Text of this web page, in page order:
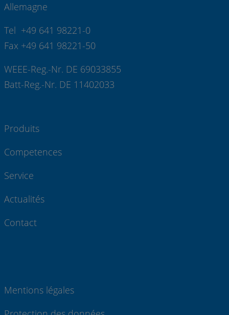
Allemagne
Tel +49 641 98221-0
Fax +49 641 98221-50
WEEE-Reg.-Nr. DE 69033855
Batt-Reg.-Nr. DE 11402033
Produits
Competences
Service
Actualités
Contact
Mentions légales